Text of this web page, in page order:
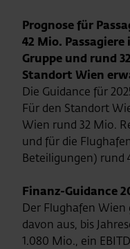
Prognose für
42 Mio.
Gruppe und rund
Standort Wien
Die Guidance für
Für den Standort
Wien rund 32 Mio.
und für die
Beteiligungen) rund
Finanz-Guidance
Der Flughafen
davon aus, bis
1.080 Mio., ein